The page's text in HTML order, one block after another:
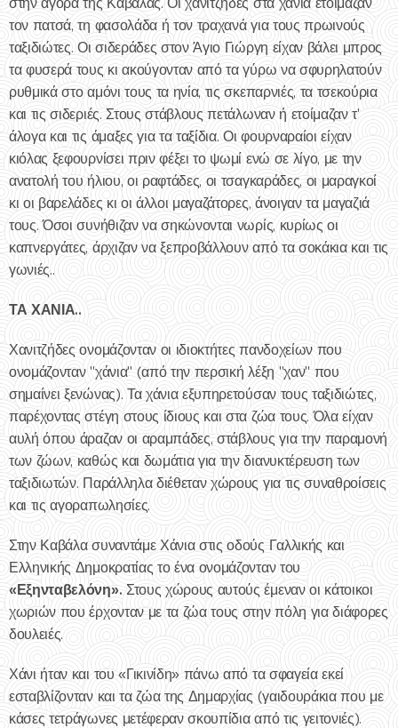
τον πατσά, τη φασολάδα ή τον τραχανά για τους πρωινούς
ταξιδιώτες. Οι σιδεράδες στον Άγιο Γιώργη είχαν βάλει μπρος
τα φυσερά τους κι ακούγονταν από τα γύρω να σφυρηλατούν
ρυθμικά στο αμόνι τους τα ηνία, τις σκεπαρνιές, τα τσεκούρια
και τις σιδεριές. Στους στάβλους πετάλωναν ή ετοίμαζαν τ'
άλογα και τις άμαξες για τα ταξίδια. Οι φουρναραίοι είχαν
κιόλας ξεφουρνίσει πριν φέξει το ψωμί ενώ σε λίγο, με την
ανατολή του ήλιου, οι ραφτάδες, οι τσαγκαράδες, οι μαραγκοί
κι οι βαρελάδες κι οι άλλοι μαγαζάτορες, άνοιγαν τα μαγαζιά
τους. Όσοι συνήθιζαν να σηκώνονται νωρίς, κυρίως οι
καπνεργάτες, άρχιζαν να ξεπροβάλλουν από τα σοκάκια και τις
γωνιές..
ΤΑ ΧΑΝΙΑ..
Χανιτζήδες ονομάζονταν οι ιδιοκτήτες πανδοχείων που
ονομάζονταν "χάνια" (από την περσική λέξη "χαν" που
σημαίνει ξενώνας). Τα χάνια εξυπηρετούσαν τους ταξιδιώτες,
παρέχοντας στέγη στους ίδιους και στα ζώα τους. Όλα είχαν
αυλή όπου άραζαν οι αραμπάδες, στάβλους για την παραμονή
των ζώων, καθώς και δωμάτια για την διανυκτέρευση των
ταξιδιωτών. Παράλληλα διέθεταν χώρους για τις συναθροίσεις
και τις αγοραπωλησίες.
Στην Καβάλα συναντάμε Χάνια στις οδούς Γαλλικής και
Ελληνικής Δημοκρατίας το ένα ονομάζονταν του
«Εξηνταβελόνη». Στους χώρους αυτούς έμεναν οι κάτοικοι
χωριών που έρχονταν με τα ζώα τους στην πόλη για διάφορες
δουλειές.
Χάνι ήταν και του «Γικινίδη» πάνω από τα σφαγεία εκεί
εσταβλίζονταν και τα ζώα της Δημαρχίας (γαιδουράκια που με
κάσες τετράγωνες μετέφεραν σκουπίδια από τις γειτονιές).